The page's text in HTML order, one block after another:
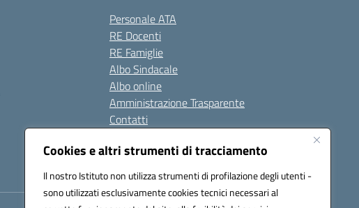
Cookies e altri strumenti di tracciamento
Il nostro Istituto non utilizza strumenti di profilazione degli utenti -
sono utilizzati esclusivamente cookies tecnici necessari al
Personale ATA
RE Docenti
RE Famiglie
Albo Sindacale
Albo online
Amministrazione Trasparente
Contatti